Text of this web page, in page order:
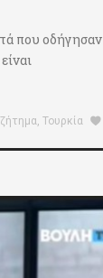
που οδήγησαν
, Τουρκία